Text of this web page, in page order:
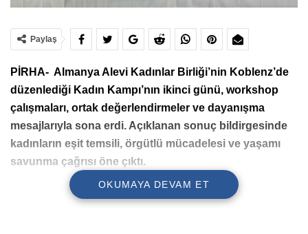
Paylaş
PİRHA- Almanya Alevi Kadınlar Birliği’nin Koblenz’de
düzenlediği Kadın Kampı’nın ikinci günü, workshop
çalışmaları, ortak değerlendirmeler ve dayanışma
mesajlarıyla sona erdi. Açıklanan sonuç bildirgesinde
kadınların eşit temsili, örgütlü mücadelesi ve yaşamı
savunma çağrısı öne çıktı.
OKUMAYA DEVAM ET